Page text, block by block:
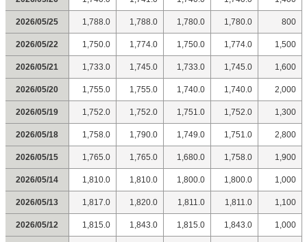
2026/05/25 1,788.0 1,788.0 1,780.0 1,780.0 800
2026/05/22 1,750.0 1,774.0 1,750.0 1,774.0 1,500
2026/05/21 1,733.0 1,745.0 1,733.0 1,745.0 1,600
2026/05/20 1,755.0 1,755.0 1,740.0 1,740.0 2,000
2026/05/19 1,752.0 1,752.0 1,751.0 1,752.0 1,300
2026/05/18 1,758.0 1,790.0 1,749.0 1,751.0 2,800
2026/05/15 1,765.0 1,765.0 1,680.0 1,758.0 1,900
2026/05/14 1,810.0 1,810.0 1,800.0 1,800.0 1,000
2026/05/13 1,817.0 1,820.0 1,811.0 1,811.0 1,100
2026/05/12 1,815.0 1,843.0 1,815.0 1,843.0 1,000